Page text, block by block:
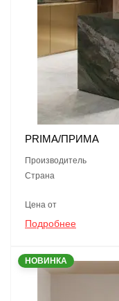
PRIMA/ПРИМА
Производитель
Страна
Цена от
Подробнее
НОВИНКА